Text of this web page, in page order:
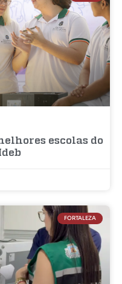
escolas do
FORTALEZA